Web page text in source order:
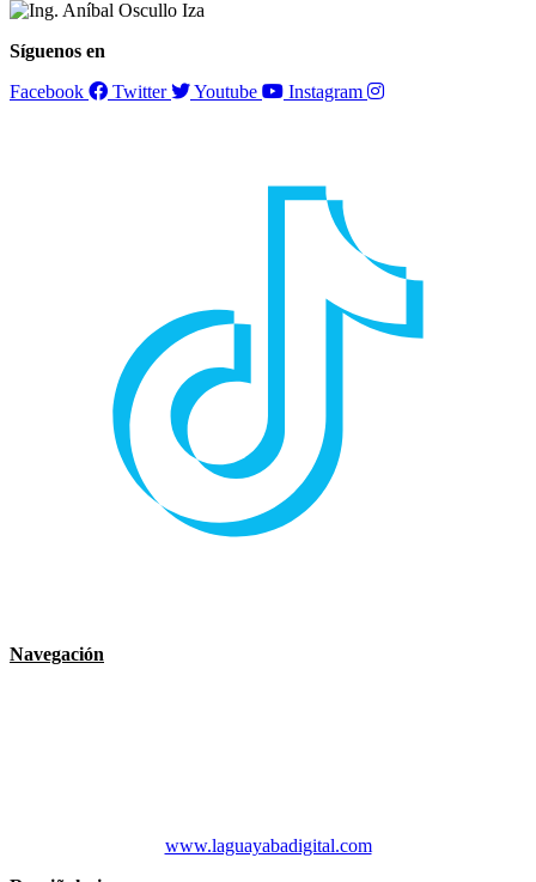
Síguenos en
Facebook
Twitter Youtube Instagram
Navegación
www.laguayabadigital.com